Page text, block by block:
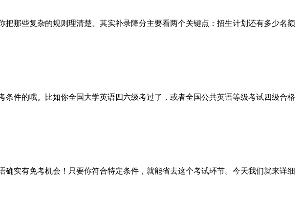
那些复杂的规则理清楚。其实补录降分主要看两个关键点：招生计划还有多少名额
的哦。比如你全国大学英语四六级考过了，或者全国公共英语等级考试四级合格
实有免考机会！只要你符合特定条件，就能省去这个考试环节。今天我们就来详细